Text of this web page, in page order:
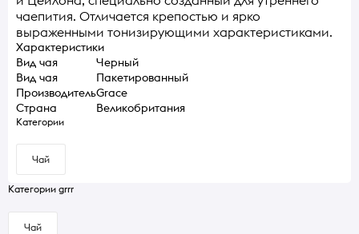
чаепития. Отличается крепостью и ярко
выраженными тонизирующими характеристиками.
Характеристики
Вид чая
Черный
Вид чая
Пакетированный
ПроизводительGrace
Страна
Великобритания
Категории
Чай
Категории grrr
Чай